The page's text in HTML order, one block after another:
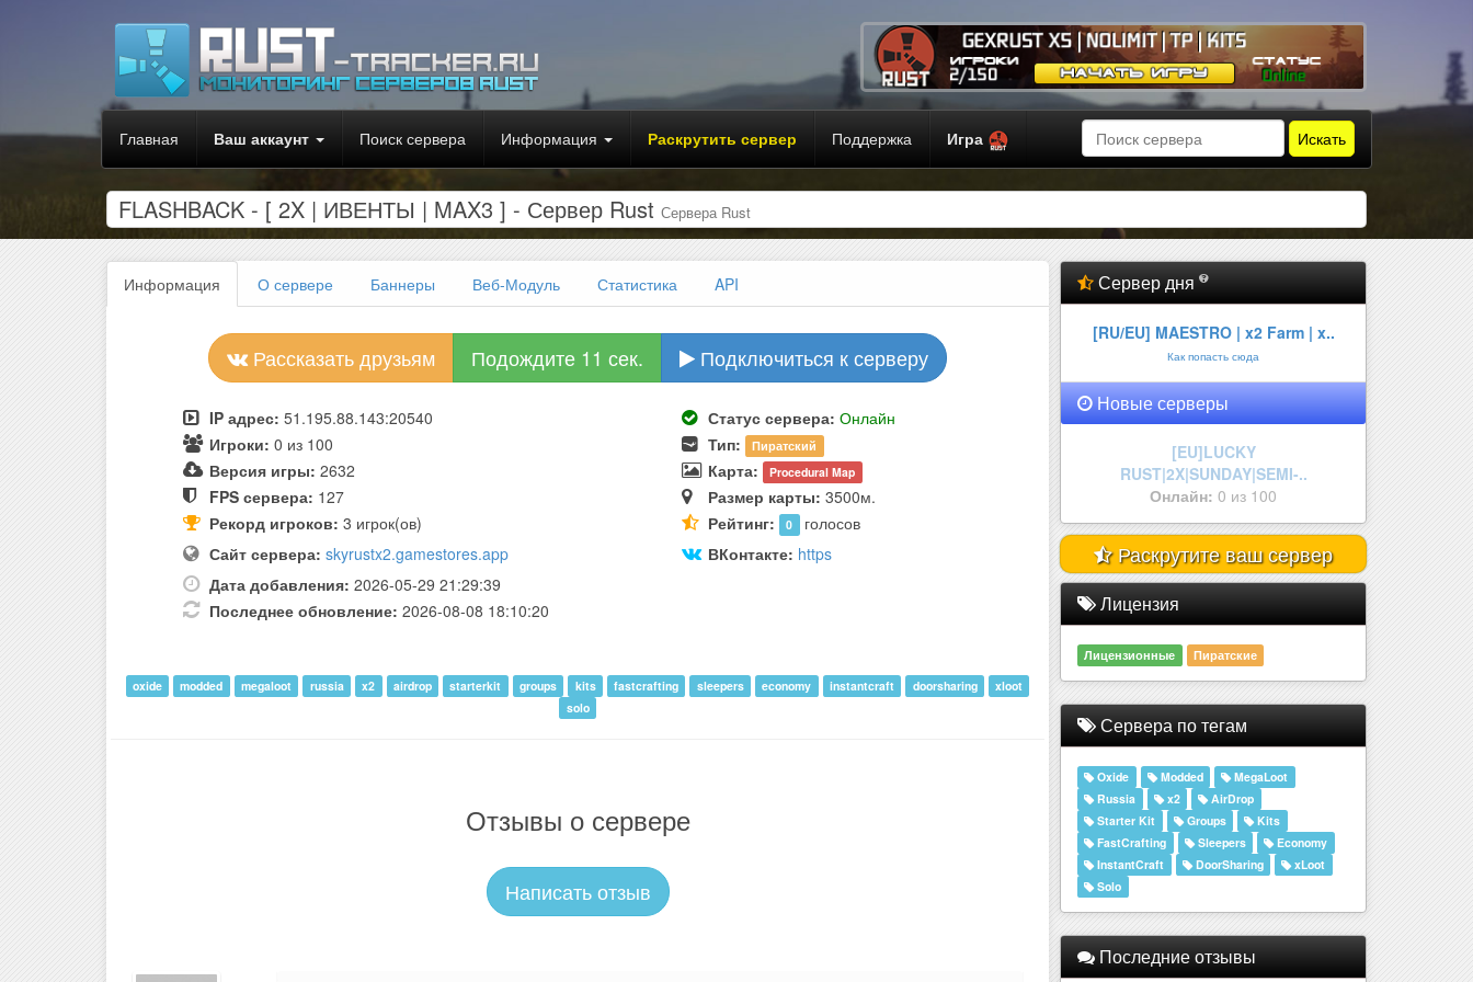
Главная Ваш аккаунт Поиск сервера Информация Раскрутить сервер Поддержка Игра Искать
FLASHBACK - [ 2X | ИВЕНТЫ | MAX3 ] - Сервер Rust Сервера Rust
Информация О сервере Баннеры Веб-Модуль Статистика API
Рассказать друзьям Подождите 10 сек. Подключиться к серверу
IP адрес: 51.195.88.143:20540 Статус сервера: Онлайн
Игроки: 0 из 100 Тип: Пиратский
Версия игры: 2632 Карта: Procedural Map
FPS сервера: 127 Размер карты: 3500м.
Рекорд игроков: 3 игрок(ов) Рейтинг: 0 голосов
Сайт сервера: skyrustx2.gamestores.app ВКонтакте: https
Дата добавления: 2026-05-29 21:29:39
Последнее обновление: 2026-08-08 18:10:20
oxide modded megaloot russia x2 airdrop starterkit groups kits fastcrafting sleepers economy instantcraft doorsharing
xloot
solo
Отзывы о сервере
Написать отзыв
Сервер дня
[RU/EU] MAESTRO | x2 Farm | x..
Как попасть сюда
Новые серверы
GEXRUST X5 | NOLIMIT | TP | KI..
Онлайн:2 из 150
Раскрутите ваш сервер
Лицензия
Сервера по тегам
Russia
x2
AirDrop
Starter Kit
Groups
FastCrafting
Sleepers
Economy
InstantCraft
DoorSharing
xLoot
Solo
Последние отзывы